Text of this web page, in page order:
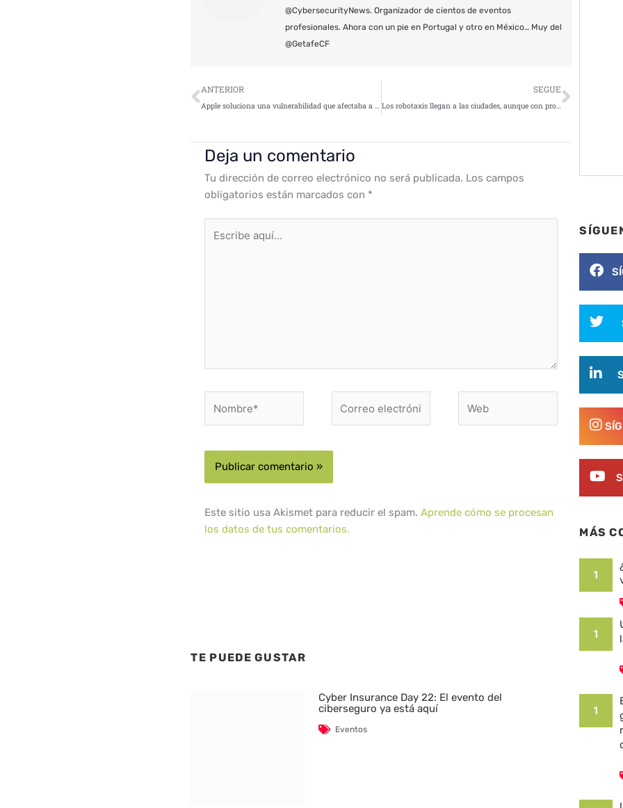
@CybersecurityNews. Organizador de cientos de eventos
profesionales. Ahora con un pie en Portugal y otro en México… Muy del
@GetafeCF
Ant
ANTERIOR
Apple soluciona una vulnerabilidad que afectaba a MacOS
SEGUE
Los robotaxis llegan a las ciudades, aunque con problemas de seguridad
Deja un comentario
Tu dirección de correo electrónico no será publicada. Los campos
obligatorios están marcados con *
aquí...
electrónico*
Este sitio usa Akismet para reducir el spam.Aprende cómo se procesan
los datos de tus comentarios.
TE PUEDE GUSTAR
Cyber Insurance Day 22: El evento del
ciberseguro ya está aquí
Eventos
MÁS
1
1
1